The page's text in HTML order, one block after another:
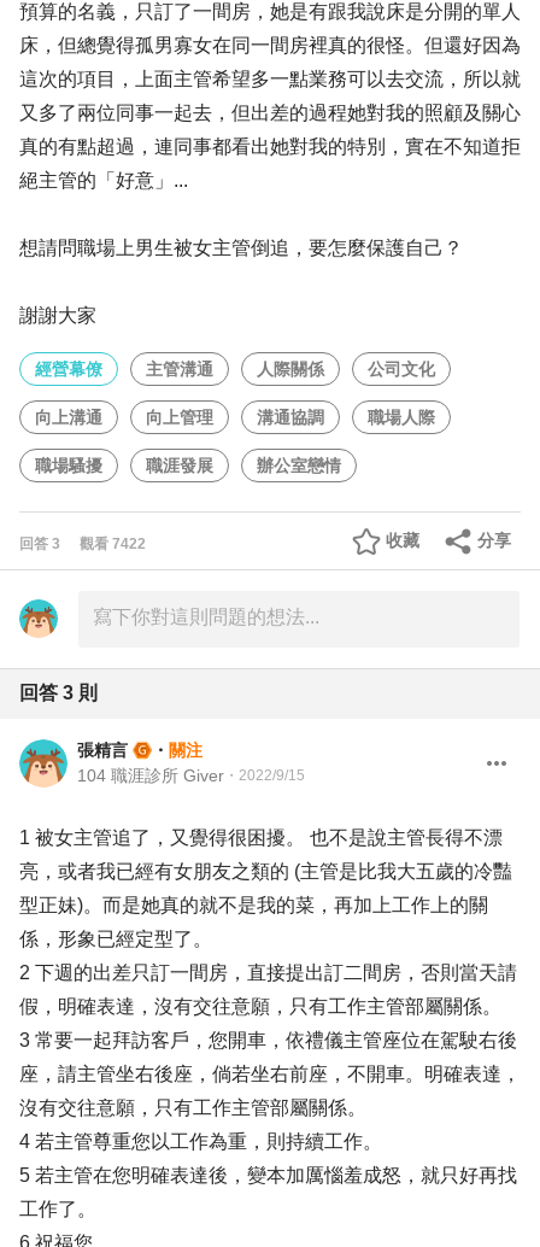
預算的名義，只訂了一間房，她是有跟我說床是分開的單人
床，但總覺得孤男寡女在同一間房裡真的很怪。但還好因為
這次的項目，上面主管希望多一點業務可以去交流，所以就
又多了兩位同事一起去，但出差的過程她對我的照顧及關心
真的有點超過，連同事都看出她對我的特別，實在不知道拒
絕主管的「好意」...
想請問職場上男生被女主管倒追，要怎麼保護自己？
謝謝大家
經營幕僚 主管溝通 人際關係 公司文化
向上溝通 向上管理 溝通協調 職場人際
職場騷擾 職涯發展 辦公室戀情
回答 3 觀看 7422 分享
收藏
回答 3 則
張精言 ・ 關注
104 職涯診所 Giver ・ 2022/9/15
1 被女主管追了，又覺得很困擾。 也不是說主管長得不漂
亮，或者我已經有女朋友之類的 (主管是比我大五歲的冷豔
型正妹)。而是她真的就不是我的菜，再加上工作上的關
係，形象已經定型了。
2 下週的出差只訂一間房，直接提出訂二間房，否則當天請
假，明確表達，沒有交往意願，只有工作主管部屬關係。
3 常要一起拜訪客戶，您開車，依禮儀主管座位在駕駛右後
座，請主管坐右後座，倘若坐右前座，不開車。明確表達，
沒有交往意願，只有工作主管部屬關係。
4 若主管尊重您以工作為重，則持續工作。
5 若主管在您明確表達後，變本加厲惱羞成怒，就只好再找
工作了。
6 祝福您。